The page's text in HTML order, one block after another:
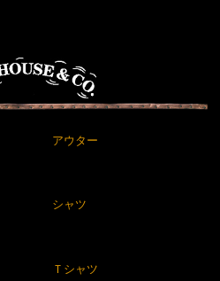
アウター
シャツ
Ｔシャツ